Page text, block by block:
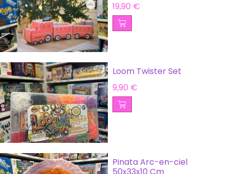
19,90 €
Loom Twister Set
9,90 €
Pinata Arc-en-ciel